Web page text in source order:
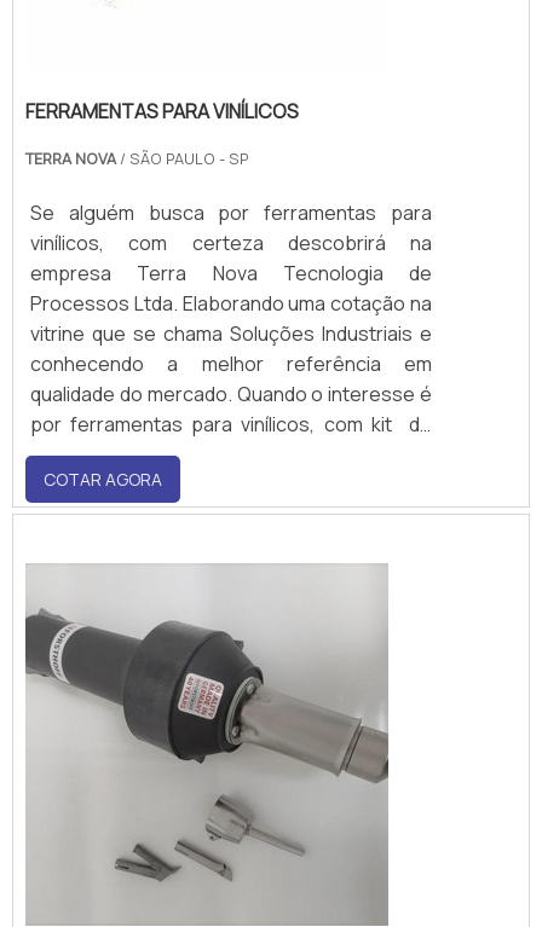
FERRAMENTAS PARA VINÍLICOS
TERRA NOVA / SÃO PAULO - SP
Se alguém busca por ferramentas para
vinílicos, com certeza descobrirá na
empresa Terra Nova Tecnologia de
Processos Ltda. Elaborando uma cotação na
vitrine que se chama Soluções Industriais e
conhecendo a melhor referência em
qualidade do mercado. Quando o interesse é
por ferramentas para vinílicos, com kit de
acessórios e soprador modelo Forsthoff
Oval-Q, encontrará na Terra Nova
Tecnologia de Processos Ltda, a melhor
COTAR AGORA